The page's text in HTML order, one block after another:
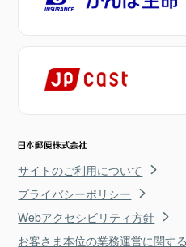
サイトのご利用について
プライバシーポリシー
Webアクセシビリティ方針
お客さま本位の業務運営に関す